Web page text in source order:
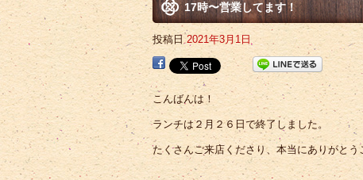
17時〜営業してます！
投稿日 2021年3月1日
こんばんは！
ランチは２月２６日で終了しました。
たくさんご来店くださり、本当にありがとう